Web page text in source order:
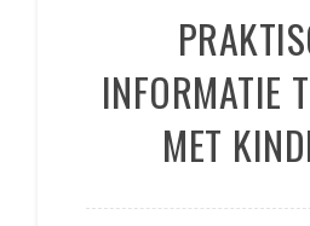
INFORMATIE
MET